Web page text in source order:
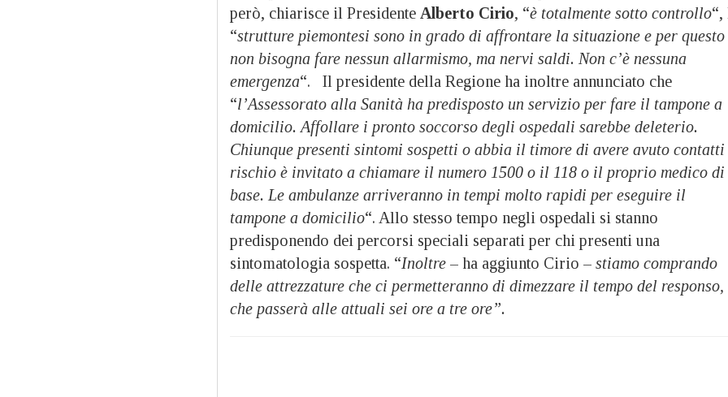
però, chiarisce il Presidente Alberto Cirio, “è totalmente sotto controllo“,
“strutture piemontesi sono in grado di affrontare la situazione e per questo
non bisogna fare nessun allarmismo, ma nervi saldi. Non c’è nessuna
emergenza“. Il presidente della Regione ha inoltre annunciato che
“l’Assessorato alla Sanità ha predisposto un servizio per fare il tampone a
domicilio. Affollare i pronto soccorso degli ospedali sarebbe deleterio.
Chiunque presenti sintomi sospetti o abbia il timore di avere avuto contatti
rischio è invitato a chiamare il numero 1500 o il 118 o il proprio medico di
base. Le ambulanze arriveranno in tempi molto rapidi per eseguire il
tampone a domicilio“. Allo stesso tempo negli ospedali si stanno
predisponendo dei percorsi speciali separati per chi presenti una
sintomatologia sospetta. “Inoltre – ha aggiunto Cirio – stiamo comprando
delle attrezzature che ci permetteranno di dimezzare il tempo del responso,
che passerà alle attuali sei ore a tre ore”.